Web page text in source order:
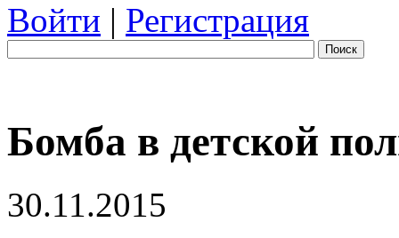
Войти | Регистрация
Поиск
Бомба в детской
30.11.2015